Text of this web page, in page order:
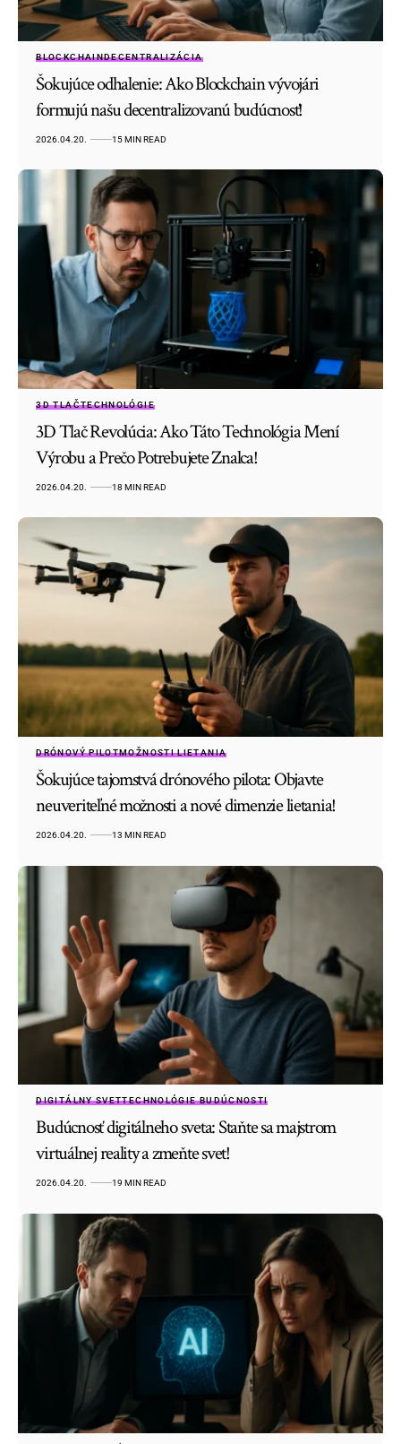
BLOCKCHAINDECENTRALIZÁCIA
Šokujúce odhalenie: Ako Blockchain vývojári
formujú našu decentralizovanú budúcnosť!
2026.04.20. 15 MIN READ
3D TLAČTECHNOLÓGIE
3D Tlač Revolúcia: Ako Táto Technológia Mení
Výrobu a Prečo Potrebujete Znalca!
2026.04.20. 18 MIN READ
DRÓNOVÝ PILOTMOŽNOSTI LIETANIA
Šokujúce tajomstvá drónového pilota: Objavte
neuveriteľné možnosti a nové dimenzie lietania!
2026.04.20. 13 MIN READ
DIGITÁLNY SVETTECHNOLÓGIE BUDÚCNOSTI
Budúcnosť digitálneho sveta: Staňte sa majstrom
virtuálnej reality a zmeňte svet!
2026.04.20. 19 MIN READ